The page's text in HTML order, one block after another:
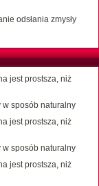
odsłania zmysły
jest prostsza, niż
w sposób naturalny
jest prostsza, niż
w sposób naturalny
jest prostsza, niż